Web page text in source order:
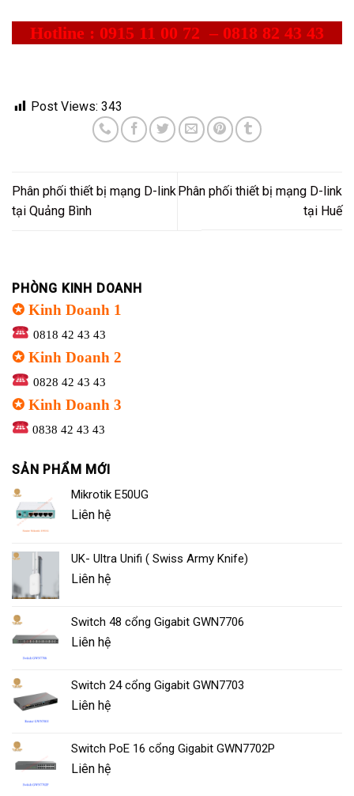
Hotline : 0915 11 00 72 – 0818 82 43 43
Post Views: 343
Phân phối thiết bị mạng D-link
tại Quảng Bình
Phân phối thiết bị mạng D-link
tại Huế
PHÒNG KINH DOANH
✪ Kinh Doanh 1
0818 42 43 43
✪ Kinh Doanh 2
0828 42 43 43
✪ Kinh Doanh 3
0838 42 43 43
SẢN PHẨM MỚI
Mikrotik E50UG
Liên hệ
UK- Ultra Unifi ( Swiss Army Knife)
Liên hệ
Switch 48 cổng Gigabit GWN7706
Liên hệ
Switch 24 cổng Gigabit GWN7703
Liên hệ
Switch PoE 16 cổng Gigabit GWN7702P
Liên hệ